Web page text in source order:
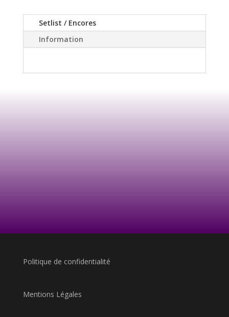
Setlist / Encores
Information
Politique de confidentialité
Mentions Légales